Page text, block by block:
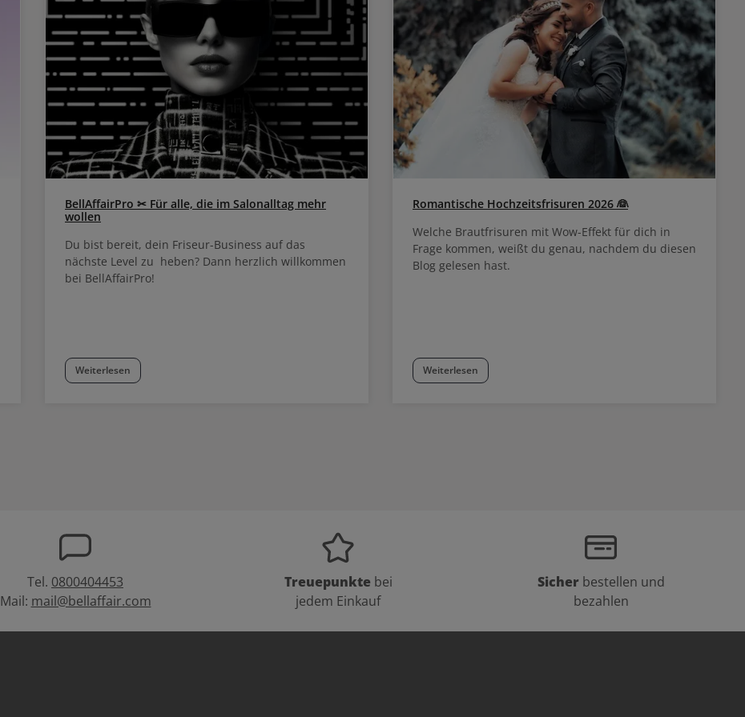
BellAffairPro ✂ Für alle, die im Salonalltag mehr
wollen
Du bist bereit, dein Friseur-Business auf das
nächste Level zu heben? Dann herzlich willkommen
bei BellAffairPro!
Weiterlesen
Romantische Hochzeitsfrisuren 2026 👰
Welche Brautfrisuren mit Wow-Effekt für dich in
Frage kommen, weißt du genau, nachdem du diesen
Blog gelesen hast.
Weiterlesen
Tel. 0800404453
Mail: mail@bellaffair.com
Treuepunkte bei
jedem Einkauf
Sicher bestellen und
bezahlen